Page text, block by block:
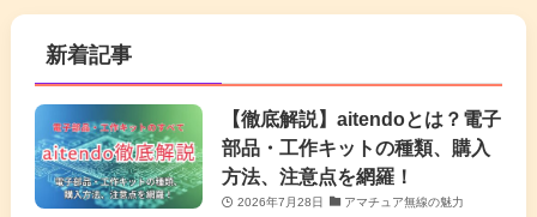
新着記事
【徹底解説】aitendoとは？電子
部品・工作キットの種類、購入
方法、注意点を網羅！
2026年7月28日 アマチュア無線の魅力